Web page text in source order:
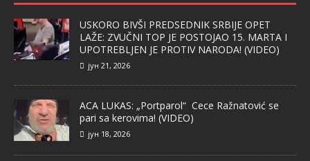
USKORO BIVŠI PREDSEDNIK SRBIJE OPET
LAŽE: ZVUČNI TOP JE POSTOJAO 15. MARTA I
UPOTREBLJEN JE PROTIV NARODA! (VIDEO)
јун 21, 2026
ACA LUKAS: „Portparol“ Cece Ražnatović se
pari sa kerovima! (VIDEO)
јун 18, 2026